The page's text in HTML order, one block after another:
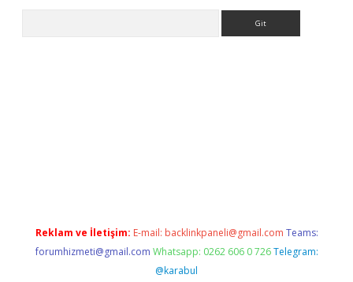
Reklam ve İletişim: E-mail: backlinkpaneli@gmail.com Teams:
forumhizmeti@gmail.com Whatsapp: 0262 606 0 726 Telegram:
@karabul